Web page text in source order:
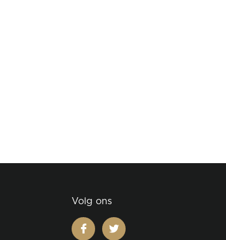
Volg ons
facebooktwitter